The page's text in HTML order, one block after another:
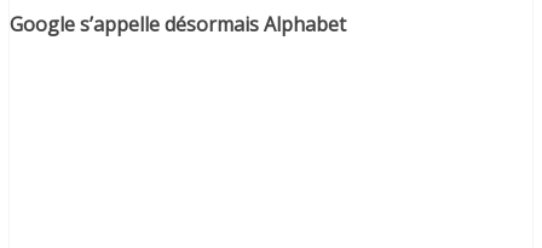
Google s’appelle désormais Alphabet